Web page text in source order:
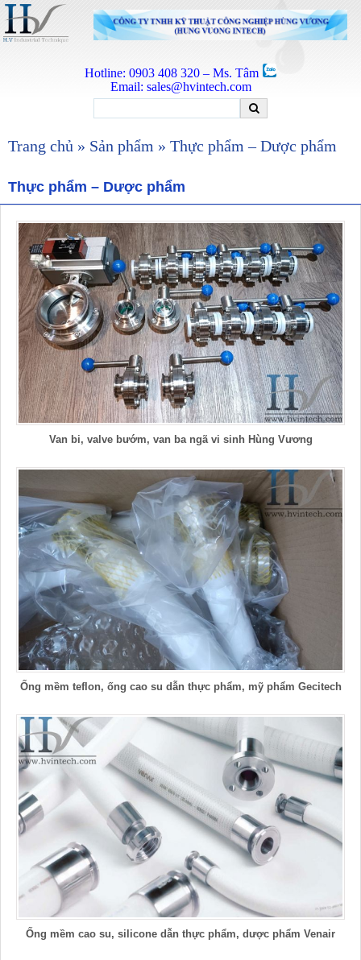
Hotline: 0903 408 320 – Ms. Tâm
Email: sales@hvintech.com
Trang chủ » Sản phẩm » Thực phẩm – Dược phẩm
Thực phẩm – Dược phẩm
Van bi, valve bướm, van ba ngã vi sinh Hùng Vương
Ống mềm teflon, ống cao su dẫn thực phẩm, mỹ phẩm Gecitech
Ống mềm cao su, silicone dẫn thực phẩm, dược phẩm Venair